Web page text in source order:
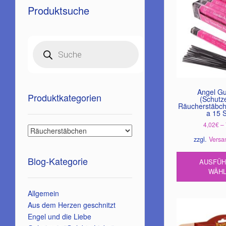
Angel
a 15
4,02€–
zzgl.
Produktsuche
search
Produktkategorien
Blog-Kategorie
Allgemein
Aus dem Herzen geschnitzt
Engel und die Liebe